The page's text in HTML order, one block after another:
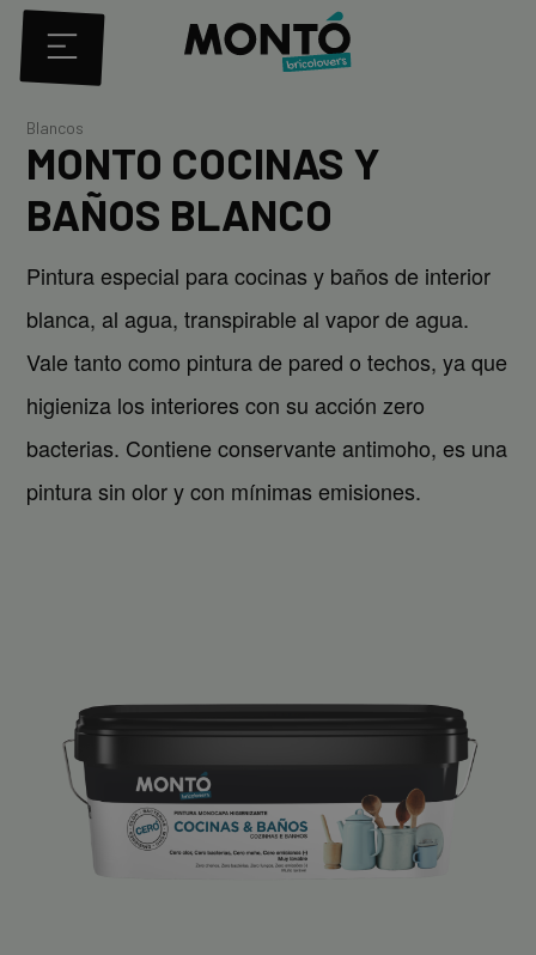
Blancos
MONTO COCINAS Y
BAÑOS BLANCO
Pintura especial para cocinas y baños de interior
blanca, al agua, transpirable al vapor de agua.
Vale tanto como pintura de pared o techos, ya que
higieniza los interiores con su acción zero
bacterias. Contiene conservante antimoho, es una
pintura sin olor y con mínimas emisiones.